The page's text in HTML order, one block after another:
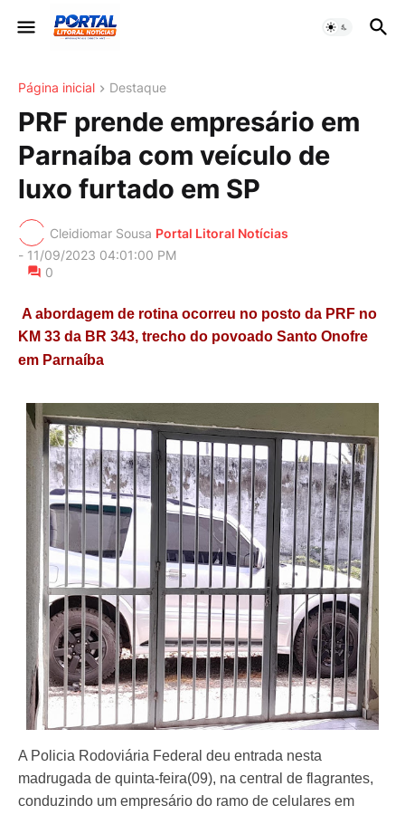
Página inicial Destaque
PRF prende empresário em
Parnaíba com veículo de
luxo furtado em SP
Cleidiomar Sousa Portal Litoral Notícias
- 11/09/2023 04:01:00 PM
0
A abordagem de rotina ocorreu no posto da PRF no
KM 33 da BR 343, trecho do povoado Santo Onofre
em Parnaíba
A Policia Rodoviária Federal deu entrada nesta
madrugada de quinta-feira(09), na central de flagrantes,
conduzindo um empresário do ramo de celulares em